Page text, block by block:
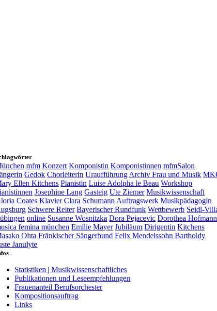
mfm Konzert Komponistin Komponistinnen mfmSalon
Gedok Chorleiterin Uraufführung Archiv Frau und Musik
Ellen Kitchens Pianistin Luise Adolpha le Beau Workshop
Josephine Lang Gasteig Ute Ziemer Musikwissenschaft
Coates Klavier Clara Schumann Auftragswerk Musikpädagogin
Schwere Reiter Bayerischer Rundfunk Wettbewerb Seidl-
online Susanne Wosnitzka Dora Pejacevic Dorothea Hofmann
femina münchen Emilie Mayer Jubiläum Dirigentin Kitchens
Ohta Fränkischer Sängerbund Felix Mendelssohn Bartholdy
Janulyte
Statistiken | Musikwissenschaftliches
Publikationen und Leseempfehlungen
Frauenanteil Berufsorchester
Kompositionsauftrag
Links